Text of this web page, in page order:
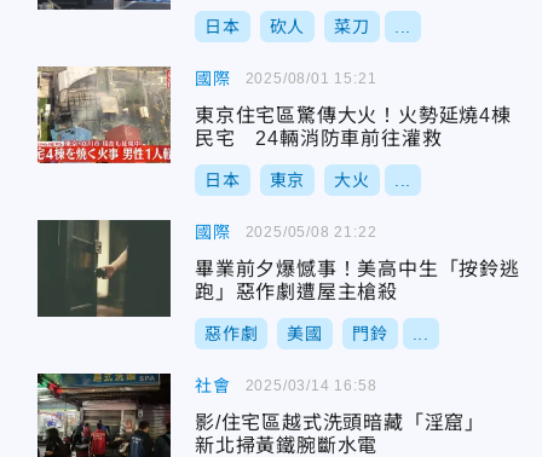
日本 砍人 菜刀
國際
東京住宅區驚傳大火！火勢延燒4棟
民宅 24輛消防車前往灌救
日本 東京 大火
2025/08/01 15:21
國際
畢業前夕爆憾事！美高中生「按鈴逃
跑」惡作劇遭屋主槍殺
惡作劇 美國 門鈴
2025/05/08 21:22
社會
影/住宅區越式洗頭暗藏「淫窟」
新北掃黃鐵腕斷水電
2025/03/14 16:58